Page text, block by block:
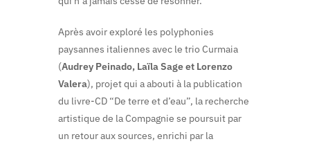
Après avoir exploré les polyphonies
paysannes italiennes avec le trio Curmaia
(Audrey Peinado, Laïla Sage et Lorenzo
Valera), projet qui a abouti à la publication
du livre-CD “De terre et d’eau”, la recherche
artistique de la Compagnie se poursuit par
un retour aux sources, enrichi par la